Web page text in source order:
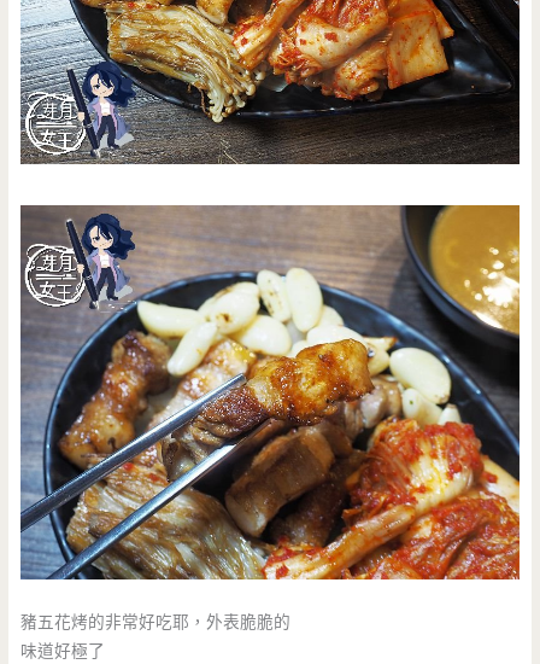
豬五花烤的非常好吃耶，外表脆脆的
味道好極了